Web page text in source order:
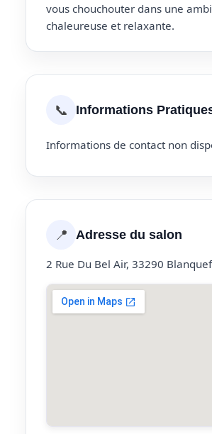
vous chouchouter dans une
chaleureuse et relaxante.
📞 Informations
Informations de contact non
📍 Adresse du salon
2 Rue Du Bel Air, 33290